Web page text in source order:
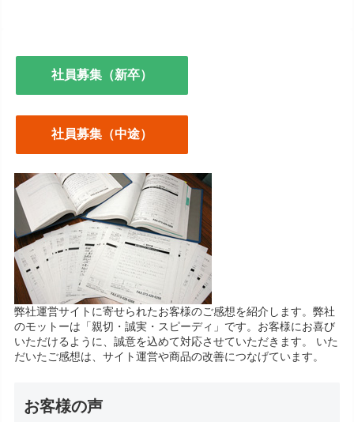
社員募集（新卒）
社員募集（中途）
弊社運営サイトに寄せられたお客様のご感想を紹介します。弊社
のモットーは「親切・誠実・スピーディ」です。お客様にお喜び
いただけるように、誠意を込めて対応させていただきます。 いた
だいたご感想は、サイト運営や商品の改善につなげています。
お客様の声